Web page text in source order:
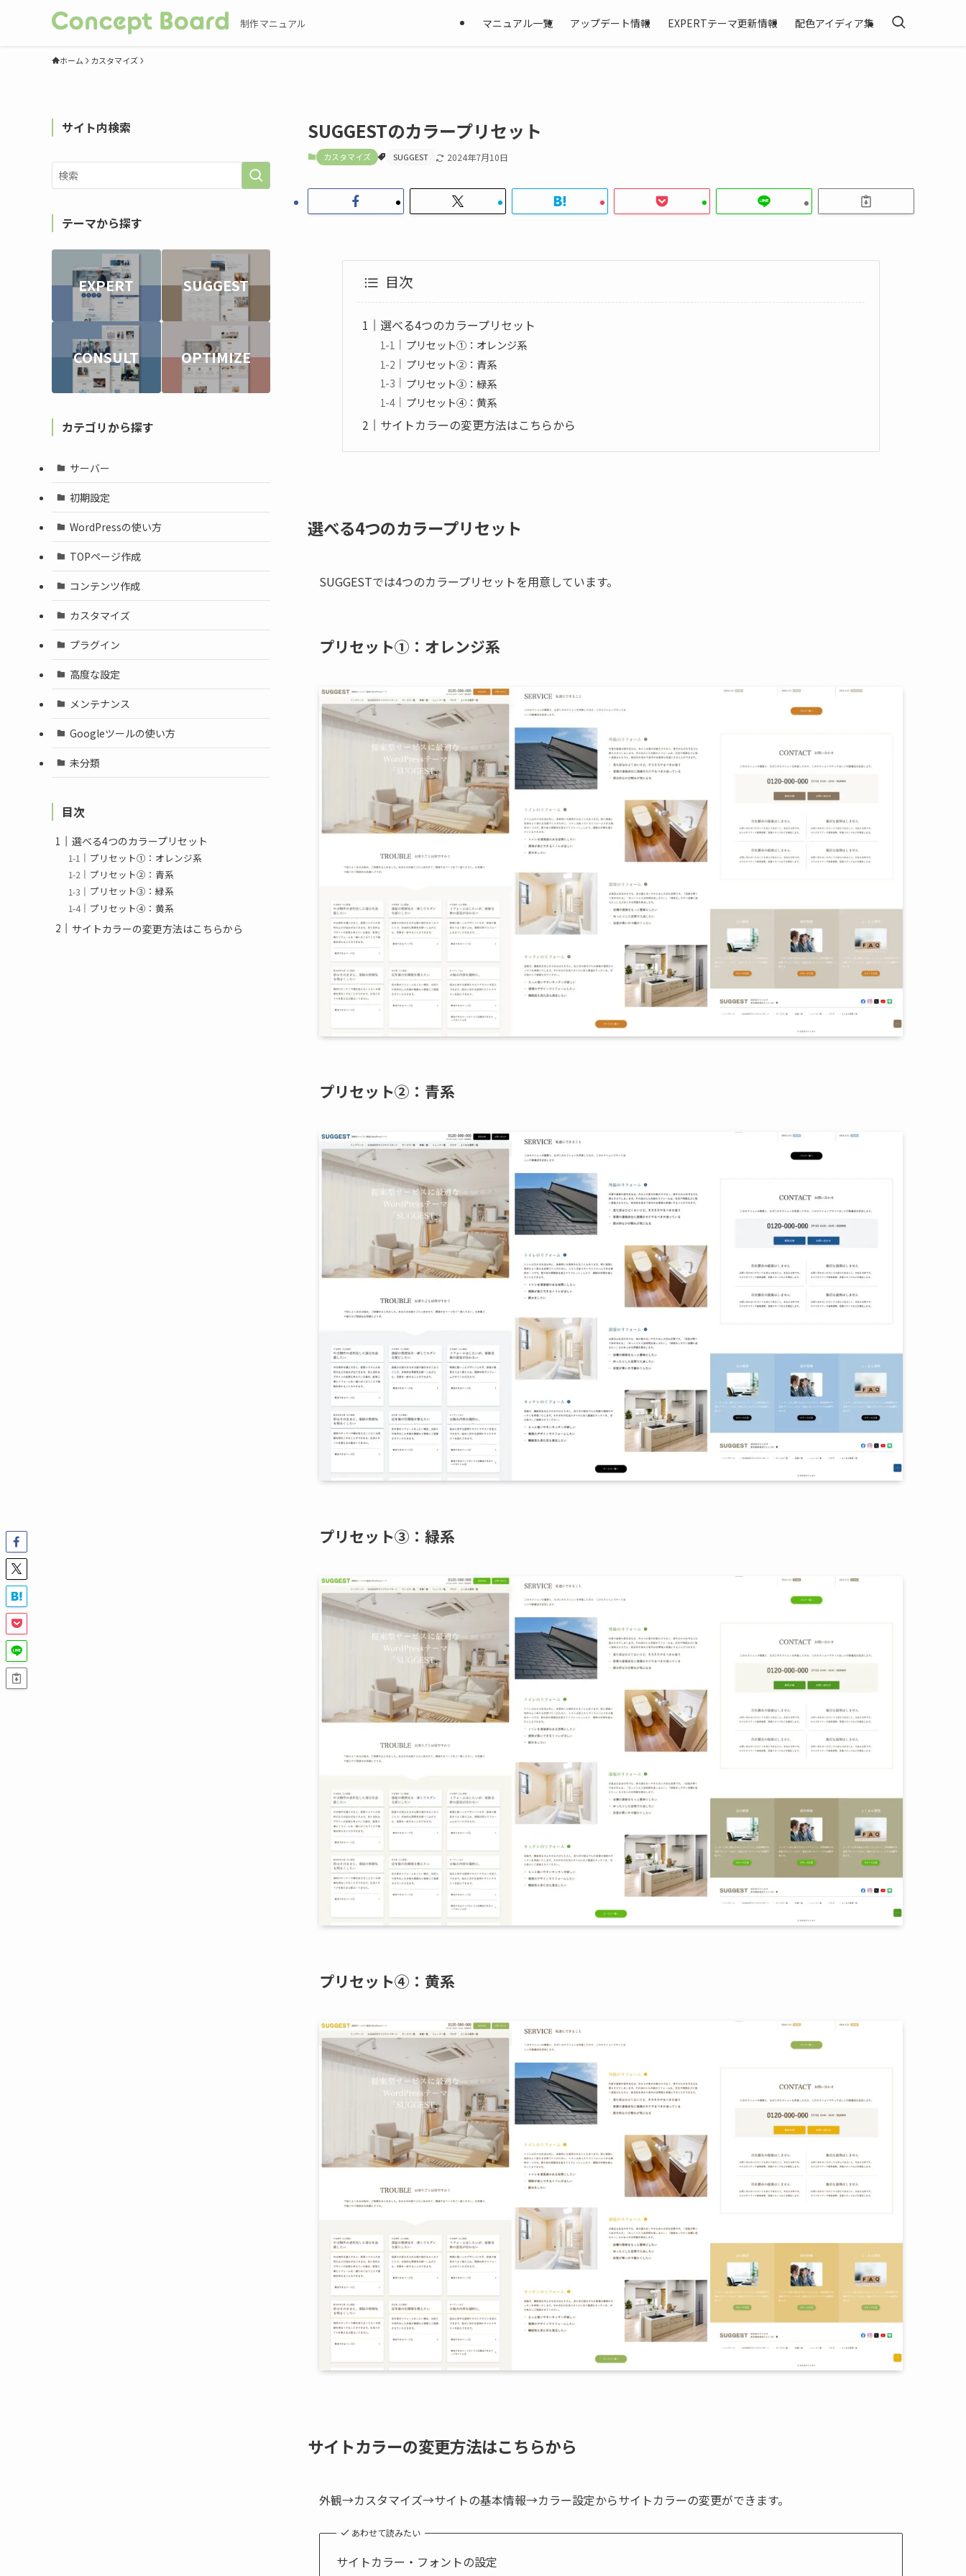
制作マニュアル マニュアル一覧 アップデート情報 EXPERTテーマ更新情報 配色アイディア集
ホーム カスタマイズ
SUGGESTのカラープリセット
カスタマイズ SUGGEST 2024年7月10日
目次
選べる4つのカラープリセット
プリセット①：オレンジ系
プリセット②：青系
プリセット③：緑系
プリセット④：黄系
サイトカラーの変更方法はこちらから
選べる4つのカラープリセット
SUGGESTでは4つのカラープリセットを用意しています。
プリセット①：オレンジ系
プリセット②：青系
プリセット③：緑系
プリセット④：黄系
サイトカラーの変更方法はこちらから
外観→カスタマイズ→サイトの基本情報→カラー設定からサイトカラーの変更ができます。
あわせて読みたい
サイトカラー・フォントの設定
サイト内検索
テーマから探す
EXPERT SUGGEST
CONSULT OPTIMIZE
カテゴリから探す
サーバー
初期設定
WordPressの使い方
TOPページ作成
コンテンツ作成
カスタマイズ
プラグイン
高度な設定
メンテナンス
Googleツールの使い方
未分類
目次
選べる4つのカラープリセット
プリセット①：オレンジ系
プリセット②：青系
プリセット③：緑系
プリセット④：黄系
サイトカラーの変更方法はこちらから